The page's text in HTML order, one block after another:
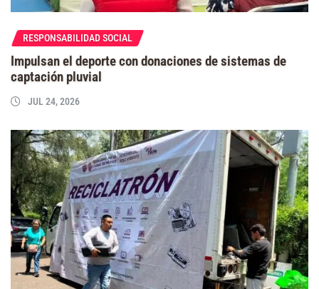
RESPONSABILIDAD SOCIAL
Impulsan el deporte con donaciones de sistemas de
captación pluvial
JUL 24, 2026